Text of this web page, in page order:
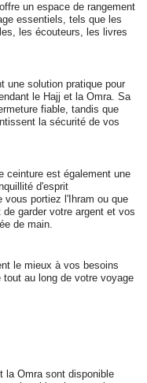
un espace de rangement
essentiels, tels que les
les écouteurs, les livres
une solution pratique pour
le Hajj et la Omra. Sa
fiable, tandis que
la sécurité de vos
ceinture est également une
d'esprit
vous portiez l'Ihram ou que
garder votre argent et vos
de main.
le mieux à vos besoins
au long de votre voyage
la Omra sont disponible